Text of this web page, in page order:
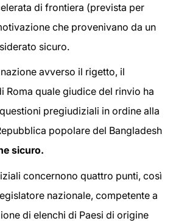
di frontiera (prevista per
che provenivano da un
sicuro.
avverso il rigetto, il
Roma quale giudice del rinvio ha
pregiudiziali in ordine alla
popolare del Bangladesh
sicuro.
concernono quattro punti, così
nazionale, competente a
di elenchi di Paesi di origine